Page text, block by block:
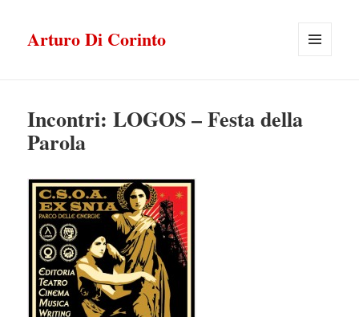
Arturo Di Corinto
Incontri: LOGOS – Festa della
Parola